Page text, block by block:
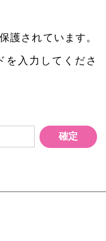
護されています。
を入力してくださ